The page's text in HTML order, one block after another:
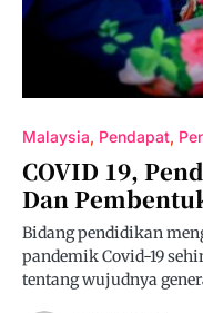
Malaysia Pendapat
COVID 19,
Dan
Bidang pendidikan
pandemik Covid-19
tentang wujudnya